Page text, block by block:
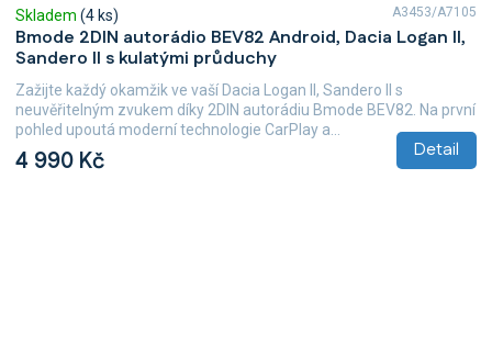
Bmode 2DIN autorádio BEV82 Android, Dacia Logan II,
Sandero II s kulatými průduchy
Skladem (4 ks)
4 990 Kč Detail
Zažijte každý okamžik ve vaší Dacia Logan II, Sandero II s
neuvěřitelným zvukem díky 2DIN autorádiu Bmode BEV82. Na první
pohled upoutá moderní technologie CarPlay a...
A3453/A7105